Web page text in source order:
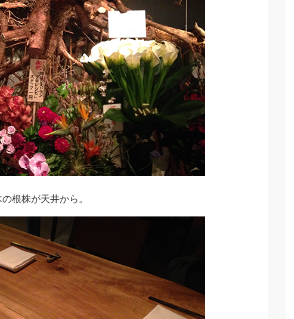
根株が天井から。